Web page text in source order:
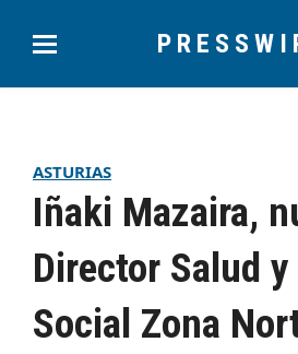
ASTURIAS
Iñaki Mazaira,
Director Salud
Social Zona